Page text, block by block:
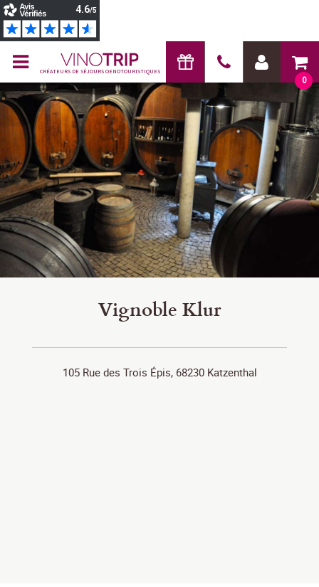
0
CRÉATEURS DE SÉJOURS OENOTOURISTIQUES
Vignoble Klur
105 Rue des Trois Épis, 68230 Katzenthal